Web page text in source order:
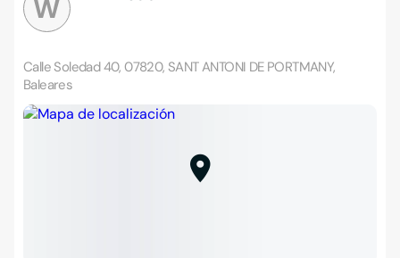
W
Calle Soledad 40, 07820, SANT ANTONI DE PORTMANY,
Baleares